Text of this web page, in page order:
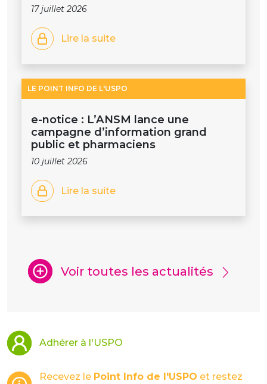
17 juillet 2026
Lire la suite
LE POINT INFO DE L'USPO
e-notice : L’ANSM lance une
campagne d’information grand
public et pharmaciens
10 juillet 2026
Lire la suite
Voir toutes les actualités
Adhérer à l'USPO
Recevez le Point Info de l'USPO et restez